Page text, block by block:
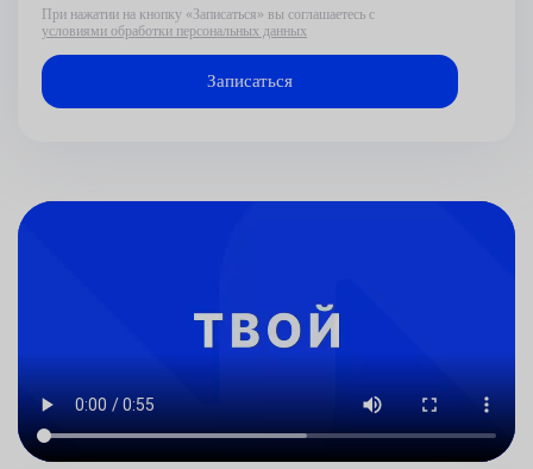
При нажатии на кнопку «Записаться» вы соглашаетесь с
условиями обработки персональных данных